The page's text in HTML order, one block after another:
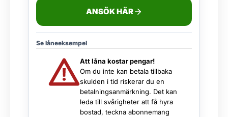
ANSÖK HÄR
Se låneeksempel
Att låna kostar pengar!
Om du inte kan betala tillbaka
skulden i tid riskerar du en
betalningsanmärkning. Det kan
leda till svårigheter att få hyra
bostad, teckna abonnemang